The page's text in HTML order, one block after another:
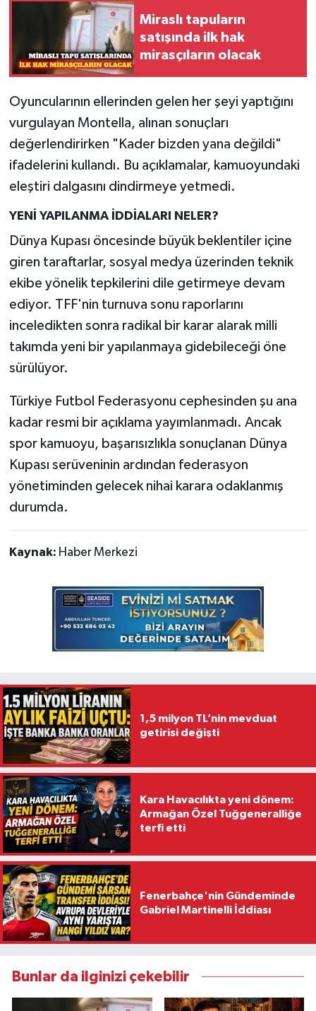
Miraslı tapuların
satışında ilk hak
mirasçıların olacak
Oyuncularının ellerinden gelen her şeyi yaptığını
vurgulayan Montella, alınan sonuçları
değerlendirirken "Kader bizden yana değildi"
ifadelerini kullandı. Bu açıklamalar, kamuoyundaki
eleştiri dalgasını dindirmeye yetmedi.
YENİ YAPILANMA İDDİALARI NELER?
Dünya Kupası öncesinde büyük beklentiler içine
giren taraftarlar, sosyal medya üzerinden teknik
ekibe yönelik tepkilerini dile getirmeye devam
ediyor. TFF'nin turnuva sonu raporlarını
inceledikten sonra radikal bir karar alarak milli
takımda yeni bir yapılanmaya gidebileceği öne
sürülüyor.
Türkiye Futbol Federasyonu cephesinden şu ana
kadar resmi bir açıklama yayımlanmadı. Ancak
spor kamuoyu, başarısızlıkla sonuçlanan Dünya
Kupası serüveninin ardından federasyon
yönetiminden gelecek nihai karara odaklanmış
durumda.
Kaynak: Haber Merkezi
1,5 milyon TL’nin mevduat
getirisi değişti
Kara Havacılıkta yeni dönem:
Armağan Özel Tuğgeneralliğe
terfi etti
Fenerbahçe'nin Gündeminde
Gabriel Martinelli İddiası
Bunlar da ilginizi çekebilir